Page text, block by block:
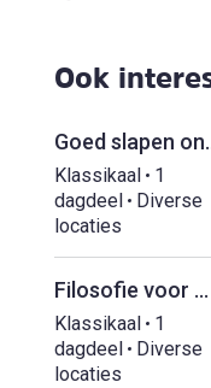
Ook
Goed
Klassikaal
1
dagdeel
Diverse
locaties
Filosofie voor wendbaar en weerbaar werken
Klassikaal
1
dagdeel
Diverse
locaties